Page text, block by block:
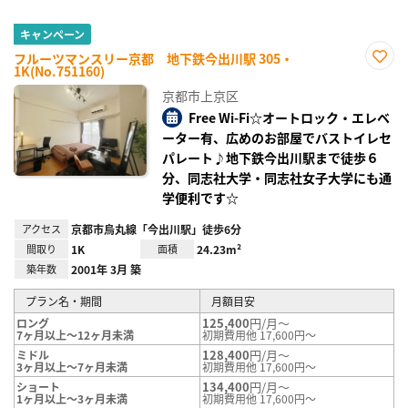
キャンペーン
フルーツマンスリー京都 地下鉄今出川駅 305・
1K(No.751160)
録
京都市上京区
Free Wi-Fi☆オートロック・エレベ
ーター有、広めのお部屋でバストイレセ
パレート♪地下鉄今出川駅まで徒歩６
分、同志社大学・同志社女子大学にも通
学便利です☆
アクセス 京都市烏丸線「今出川駅」徒歩6分
間取り 1K 面積 24.23m²
築年数 2001年 3月 築
プラン名・期間
月額目安
ロング
7ヶ月以上～12ヶ月未満
125,400円/月～
初期費用他 17,600円～
ミドル
3ヶ月以上～7ヶ月未満
128,400円/月～
初期費用他 17,600円～
ショート
1ヶ月以上～3ヶ月未満
134,400円/月～
初期費用他 17,600円～